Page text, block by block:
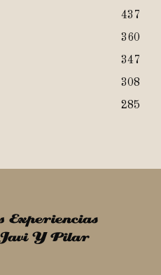
437
360
347
308
285